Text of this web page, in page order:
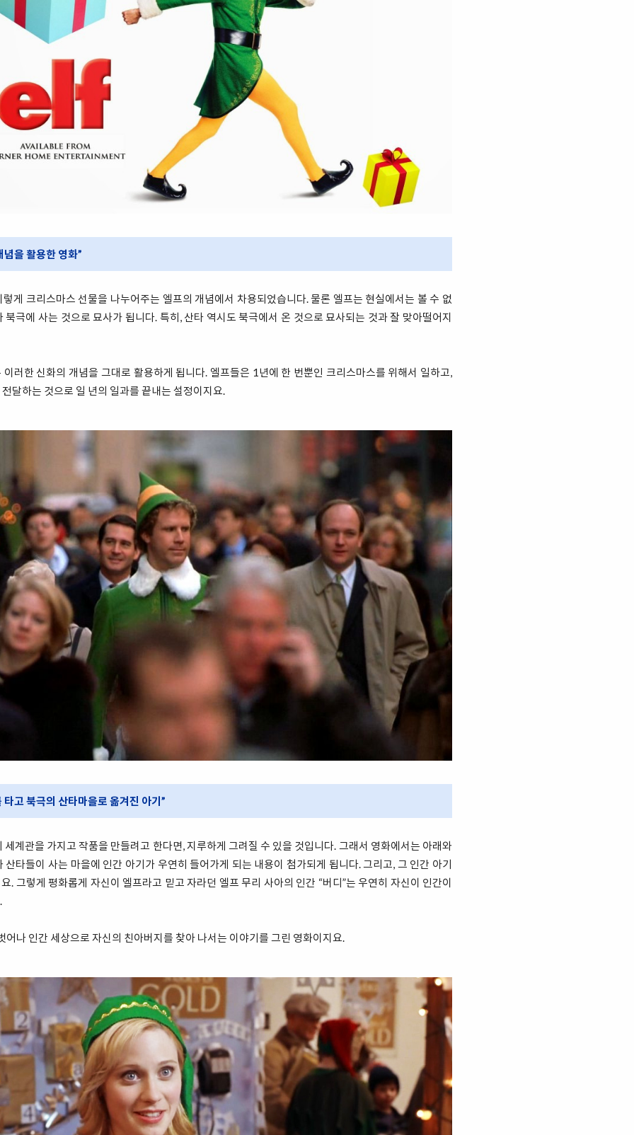
을 활용한 영화”
게 크리스마스 선물을 나누어주는 엘프의 개념에서 차용되었습니다. 물론 엘프는 현실에서는 볼 수 없
북극에 사는 것으로 묘사가 됩니다. 특히, 산타 역시도 북극에서 온 것으로 묘사되는 것과 잘 맞아떨어지
러한 신화의 개념을 그대로 활용하게 됩니다. 엘프들은 1년에 한 번뿐인 크리스마스를 위해서 일하고,
달하는 것으로 일 년의 일과를 끝내는 설정이지요.
고 북극의 산타마을로 옮겨진 아기”
계관을 가지고 작품을 만들려고 한다면, 지루하게 그려질 수 있을 것입니다. 그래서 영화에서는 아래와
산타들이 사는 마을에 인간 아기가 우연히 들어가게 되는 내용이 첨가되게 됩니다. 그리고, 그 인간 아기
. 그렇게 평화롭게 자신이 엘프라고 믿고 자라던 엘프 무리 사아의 인간 “버디”는 우연히 자신이 인간이
어나 인간 세상으로 자신의 친아버지를 찾아 나서는 이야기를 그린 영화이지요.